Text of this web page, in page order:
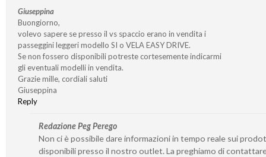
Giuseppina
Buongiorno,
volevo sapere se presso il vs spaccio erano in vendita i
passeggini leggeri modello SI o VELA EASY DRIVE.
Se non fossero disponibili potreste cortesemente indicarmi
gli eventuali modelli in vendita.
Grazie mille, cordiali saluti
Giuseppina
Reply
Redazione Peg Perego
Non ci è possibile dare informazioni in tempo reale sui
disponibili presso il nostro outlet. La preghiamo di